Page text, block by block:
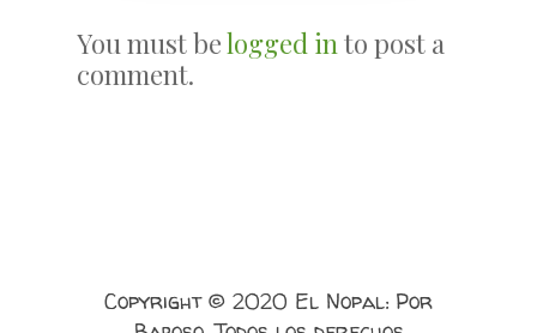
You must belogged into post a
comment.
Copyright © 2020 El Nopal: Por